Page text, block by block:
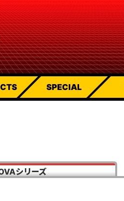
SPECIAL
シリーズ